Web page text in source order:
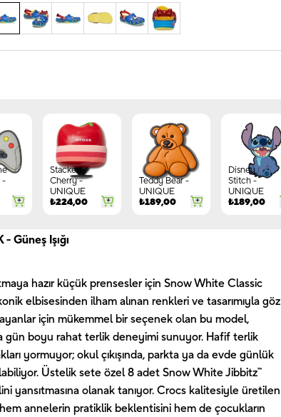
-
Stacked
Cherry -
UNIQUE
₺224,00
Teddy Bear -
UNIQUE
₺189,00
Disney
Stitch -
UNIQUE
₺189,00
Güneş Işığı
hazır küçük prensesler için Snow White Classic
elbisesinden ilham alınan renkleri ve tasarımıyla göz
için mükemmel bir seçenek olan bu model,
gün boyu rahat terlik deneyimi sunuyor. Hafif terlik
yormuyor; okul çıkışında, parkta ya da evde günlük
Üstelik sete özel 8 adet Snow White Jibbitz™
yansıtmasına olanak tanıyor. Crocs kalitesiyle üretilen
annelerin pratiklik beklentisini hem de çocukların